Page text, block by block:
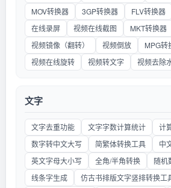
MOV转换器
3GP转换器 FLV转换器
在线录屏
视频在线截图 MKT转换器
视频镜像（翻转）
视频倒放
MPG转
视频在线旋转
视频转文字 视频去除
文字
文字去重功能 文字字数计算统计
计
数字转中文大写
简繁体转换工具
中
英文字母大小写
全角/半角转换
随机
线条字生成
仿古书排版文字竖排转换工